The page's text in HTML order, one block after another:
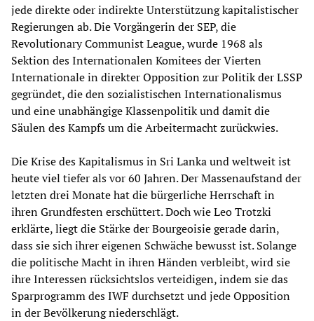
jede direkte oder indirekte Unterstützung kapitalistischer
Regierungen ab. Die Vorgängerin der SEP, die
Revolutionary Communist League, wurde 1968 als
Sektion des Internationalen Komitees der Vierten
Internationale in direkter Opposition zur Politik der LSSP
gegründet, die den sozialistischen Internationalismus
und eine unabhängige Klassenpolitik und damit die
Säulen des Kampfs um die Arbeitermacht zurückwies.
Die Krise des Kapitalismus in Sri Lanka und weltweit ist
heute viel tiefer als vor 60 Jahren. Der Massenaufstand der
letzten drei Monate hat die bürgerliche Herrschaft in
ihren Grundfesten erschüttert. Doch wie Leo Trotzki
erklärte, liegt die Stärke der Bourgeoisie gerade darin,
dass sie sich ihrer eigenen Schwäche bewusst ist. Solange
die politische Macht in ihren Händen verbleibt, wird sie
ihre Interessen rücksichtslos verteidigen, indem sie das
Sparprogramm des IWF durchsetzt und jede Opposition
in der Bevölkerung niederschlägt.